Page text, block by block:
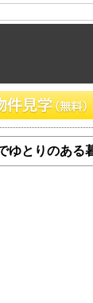
ゆとりのある